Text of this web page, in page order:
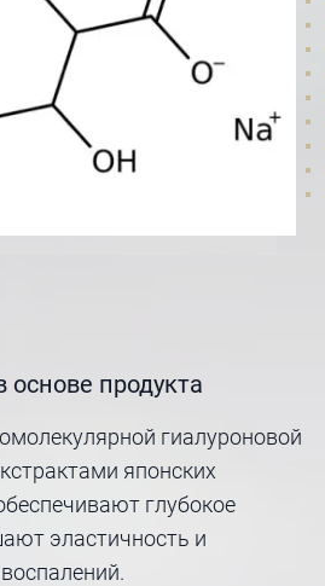
продукта
гиалуроновой
японских
глубокое
эластичность и